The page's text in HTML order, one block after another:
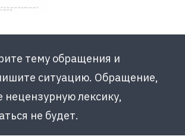
тему обращения и
ситуацию. Обращение,
лексику,
не будет.